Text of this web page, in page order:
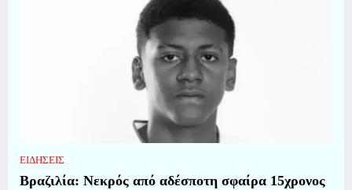
ΕΙΔΗΣΕΙΣ
Βραζιλία: Νεκρός από αδέσποτη σφαίρα 15χρονος